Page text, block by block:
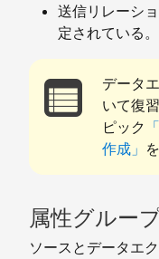
送信リレーシ
定されている。
データ
いて復
ピック
作成」
属性グルー
ソースとデータエ